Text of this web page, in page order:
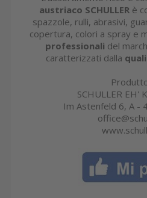
austriaco SCHULLER è
spazzole, rulli, abrasivi,
copertura, colori a spray e
professionali del
caratterizzati dalla
SCHULLER EH'
Im Astenfeld 6, A -